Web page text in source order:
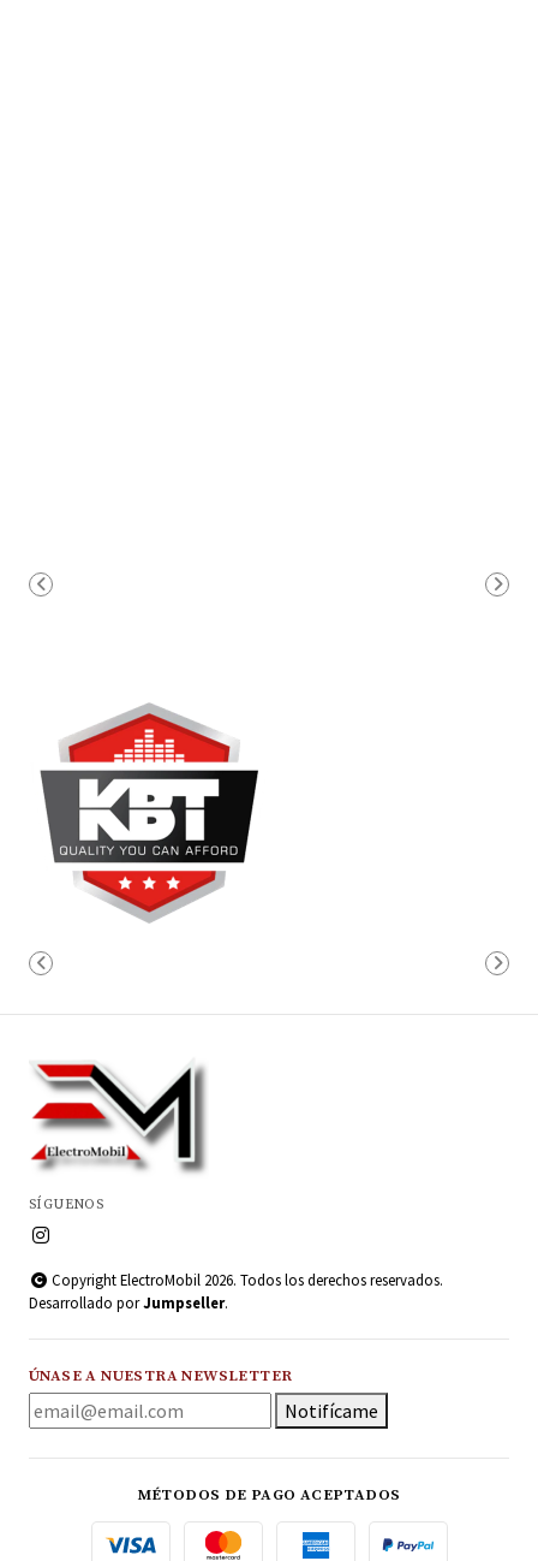
SÍGUENOS
Copyright ElectroMobil 2026. Todos los derechos reservados.
Desarrollado porJumpseller.
ÚNASE A NUESTRA NEWSLETTER
Notifícame
MÉTODOS DE PAGO ACEPTADOS